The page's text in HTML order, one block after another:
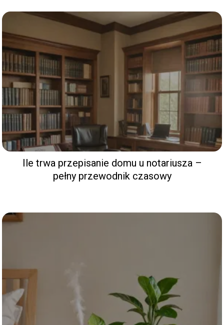
Ile trwa przepisanie domu u notariusza –
pełny przewodnik czasowy